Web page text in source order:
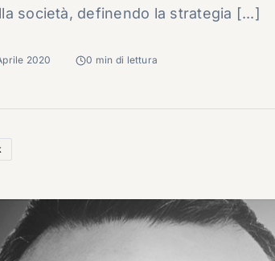
società, definendo la strategia [...]
2020 0 min di lettura